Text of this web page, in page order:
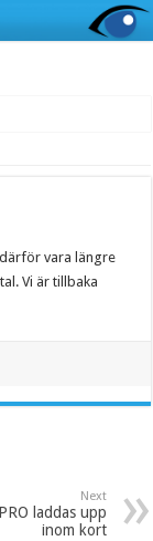
vara längre
Vi är tillbaka
Next
laddas upp
inom kort